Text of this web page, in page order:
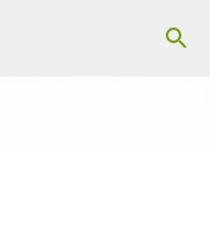
съдържание